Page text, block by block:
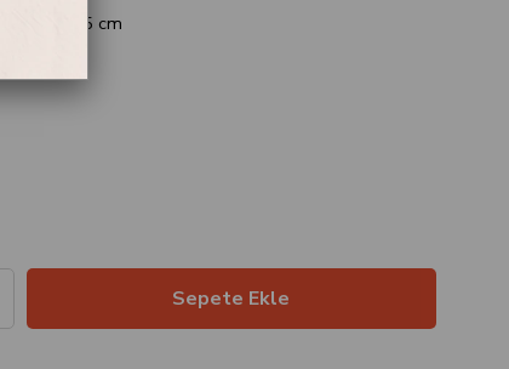
– 29,5 cm